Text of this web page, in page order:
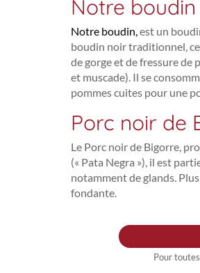
Notre boudin
Notre boudin,est un
boudin noir traditionnel,
de gorge et de fressure de
et muscade). Il se
pommes cuites pour une
Porc noir de
Le Porc noir de Bigorre,
(« Pata Negra »), il est
notamment de glands.
fondante.
Pour